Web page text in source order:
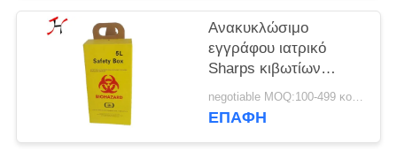
Ανακυκλώσιμο
εγγράφου ιατρικό
Sharps κιβωτίων
ασφάλειας μέγεθος
συσκευασίας κιβωτίων
negotiable MOQ:100-499 κομμάτια
ΕΠΑΦΉ